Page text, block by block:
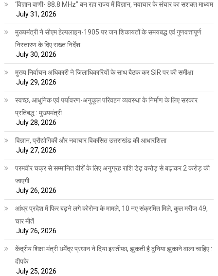
‘विज्ञान वाणी- 88.8 MHz” बन रहा राज्य में विज्ञान, नवाचार के संचार का सशक्त माध्यम
July 31, 2026
मुख्यमंत्री ने सीएम हेल्पलाइन-1905 पर जन शिकायतों के समयबद्ध एवं गुणवत्तापूर्ण
निस्तारण के दिए सख्त निर्देश
July 30, 2026
मुख्य निर्वाचन अधिकारी ने जिलाधिकारियों के साथ बैठक कर SIR पर की समीक्षा
July 29, 2026
स्वच्छ, आधुनिक एवं पर्यावरण-अनुकूल परिवहन व्यवस्था के निर्माण के लिए सरकार
प्रतिबद्ध : मुख्यमंत्री
July 28, 2026
विज्ञान, प्रौद्योगिकी और नवाचार विकसित उत्तराखंड की आधारशिला
July 27, 2026
परमवीर चक्र से सम्मानित वीरों के लिए अनुग्रह राशि डेढ़ करोड़ से बढ़ाकर 2 करोड़ की
जाएगी
July 26, 2026
आंध्र प्रदेश में फिर बढ़ने लगे कोरोना के मामले, 10 नए संक्रमित मिले, कुल मरीज 49,
चार मौतें
July 26, 2026
केंद्रीय शिक्षा मंत्री धर्मेंद्र प्रधान ने दिया इस्तीफ़ा, झुकती है दुनिया झुकाने वाला चाहिए :
दीपके
July 25, 2026